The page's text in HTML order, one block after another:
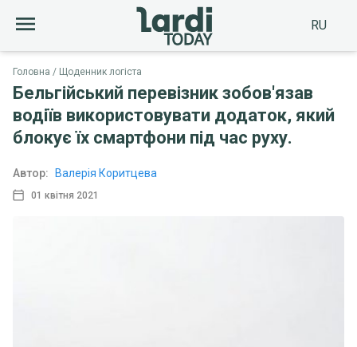
RU
Головна Щоденник логіста
Бельгійський перевізник зобов'язав
водіїв використовувати додаток, який
блокує їх смартфони під час руху.
01 квітня 2021
Автор: Валерія Коритцева